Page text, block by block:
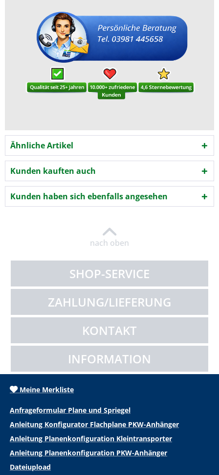
Ähnliche Artikel
Kunden kauften auch
Kunden haben sich ebenfalls angesehen
nach oben
SHOP-SERVICE
ZAHLUNG/LIEFERUNG
KONTAKT
INFORMATION
Meine Merkliste
Anfrageformular Plane und Spriegel
Anleitung Konfigurator Flachplane PKW-Anhänger
Anleitung Planenkonfiguration Kleintransporter
Anleitung Planenkonfiguration PKW-Anhänger
Dateiupload